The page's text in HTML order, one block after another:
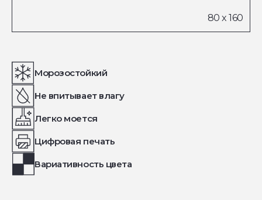
Морозостойкий
Не впитывает влагу
Легко моется
Цифровая печать
Вариативность цвета